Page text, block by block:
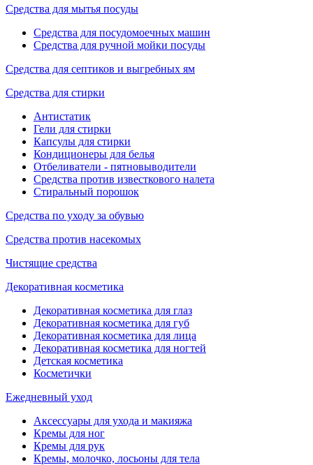
Средства для мытья посуды
Средства для посудомоечных машин
Средства для ручной мойки посуды
Средства для септиков и выгребных ям
Средства для стирки
Антистатик
Гели для стирки
Капсулы для стирки
Кондиционеры для белья
Отбеливатели - пятновыводители
Средства против известкового налета
Стиральный порошок
Средства по уходу за обувью
Средства против насекомых
Чистящие средства
Декоративная косметика
Декоративная косметика для глаз
Декоративная косметика для губ
Декоративная косметика для лица
Декоративная косметика для ногтей
Детская косметика
Косметички
Ежедневный уход
Аксессуары для ухода и макияжа
Кремы для ног
Кремы для рук
Кремы, молочко, лосьоны для тела